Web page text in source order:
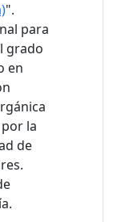
".
para
grado
en
la
de